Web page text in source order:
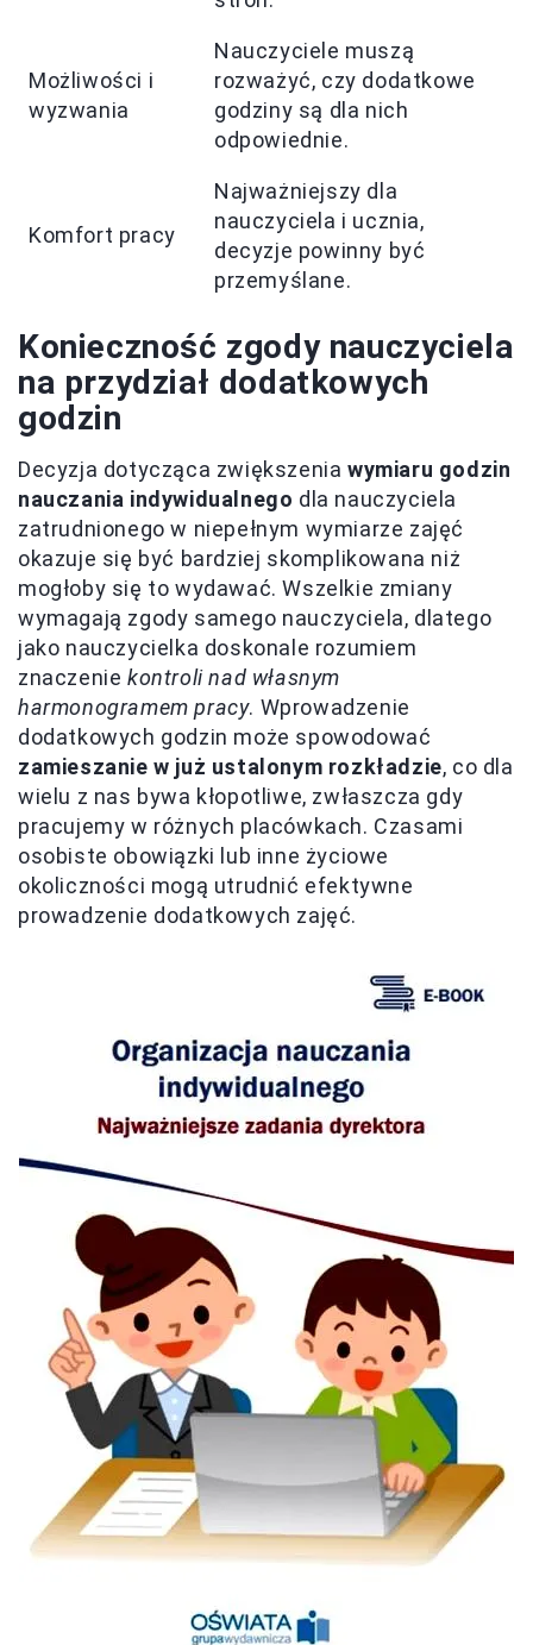
Możliwości i
wyzwania
Nauczyciele muszą
rozważyć, czy dodatkowe
godziny są dla nich
odpowiednie.
Komfort pracy
Najważniejszy dla
nauczyciela i ucznia,
decyzje powinny być
przemyślane.
Konieczność zgody nauczyciela
na przydział dodatkowych
godzin
Decyzja dotycząca zwiększenia wymiaru godzin
nauczania indywidualnego dla nauczyciela
zatrudnionego w niepełnym wymiarze zajęć
okazuje się być bardziej skomplikowana niż
mogłoby się to wydawać. Wszelkie zmiany
wymagają zgody samego nauczyciela, dlatego
jako nauczycielka doskonale rozumiem
znaczenie kontroli nad własnym
harmonogramem pracy. Wprowadzenie
dodatkowych godzin może spowodować
zamieszanie w już ustalonym rozkładzie, co dla
wielu z nas bywa kłopotliwe, zwłaszcza gdy
pracujemy w różnych placówkach. Czasami
osobiste obowiązki lub inne życiowe
okoliczności mogą utrudnić efektywne
prowadzenie dodatkowych zajęć.